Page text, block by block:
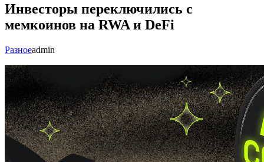
Инвесторы переключились с
мемкоинов на RWA и DeFi
Разноеadmin